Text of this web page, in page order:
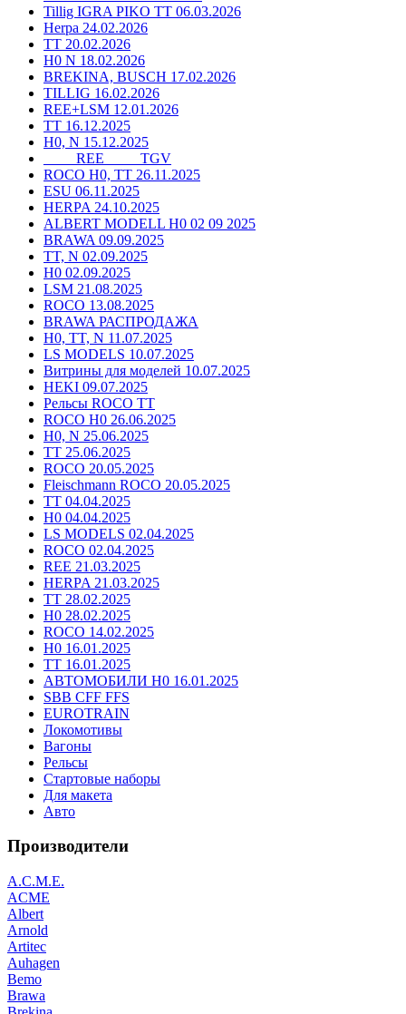
Tillig IGRA PIKO TT 06.03.2026
Herpa 24.02.2026
TT 20.02.2026
H0 N 18.02.2026
BREKINA, BUSCH 17.02.2026
TILLIG 16.02.2026
REE+LSM 12.01.2026
TT 16.12.2025
H0, N 15.12.2025
____ REE ____ TGV
ROCO H0, TT 26.11.2025
ESU 06.11.2025
HERPA 24.10.2025
ALBERT MODELL H0 02 09 2025
BRAWA 09.09.2025
TT, N 02.09.2025
H0 02.09.2025
LSM 21.08.2025
ROCO 13.08.2025
BRAWA РАСПРОДАЖА
H0, TT, N 11.07.2025
LS MODELS 10.07.2025
Витрины для моделей 10.07.2025
HEKI 09.07.2025
Рельсы ROCO TT
ROCO H0 26.06.2025
H0, N 25.06.2025
TT 25.06.2025
ROCO 20.05.2025
Fleischmann ROCO 20.05.2025
TT 04.04.2025
H0 04.04.2025
LS MODELS 02.04.2025
ROCO 02.04.2025
REE 21.03.2025
HERPA 21.03.2025
TT 28.02.2025
H0 28.02.2025
ROCO 14.02.2025
H0 16.01.2025
TT 16.01.2025
АВТОМОБИЛИ H0 16.01.2025
SBB CFF FFS
EUROTRAIN
Локомотивы
Вагоны
Рельсы
Стартовые наборы
Для макета
Авто
Производители
A.C.M.E.
ACME
Albert
Arnold
Artitec
Auhagen
Bemo
Brawa